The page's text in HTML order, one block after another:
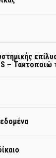
– Τακτοποιώ